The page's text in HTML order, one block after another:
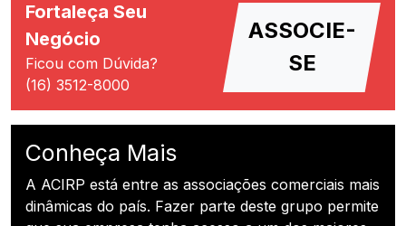
Fortaleça Seu
Negócio
Ficou com Dúvida?
(16) 3512-8000
ASSOCIE-
SE
Conheça Mais
A ACIRP está entre as associações comerciais mais
dinâmicas do país. Fazer parte deste grupo permite